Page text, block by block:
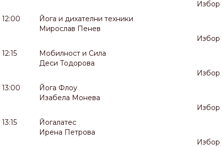
Избор
12:00
Йога и дихателни техники
Мирослав Пенев
Избор
12:15
Мобилност и Сила
Деси Тодорова
Избор
13:00
Йога Флоу
Изабела Монева
Избор
13:15
Йогалатес
Ирена Петрова
Избор